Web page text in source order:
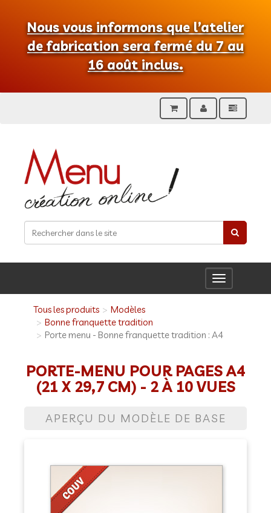
Nous vous informons que l’atelier
de fabrication sera fermé du 7 au
16 août inclus.
Toggle
navigation
Tous les produits
Modèles
Bonne franquette tradition
Porte menu - Bonne franquette tradition : A4
PORTE-MENU POUR PAGES A4
(21 X 29,7 CM) - 2 À 10 VUES
APERÇU DU MODÈLE DE BASE